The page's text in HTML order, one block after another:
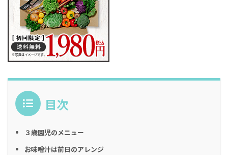
目次
３歳園児のメニュー
お味噌汁は前日のアレンジ